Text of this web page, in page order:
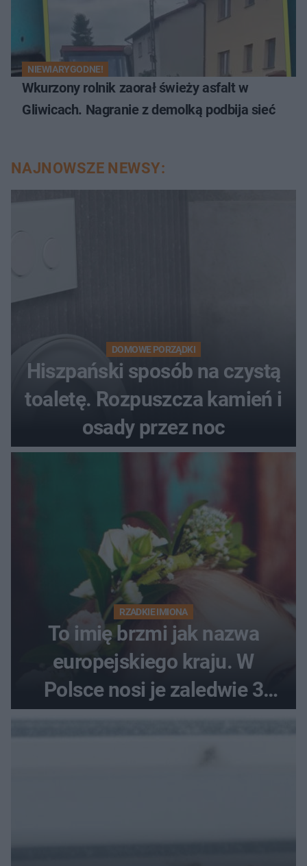
NIEWIARYGODNE!
Wkurzony rolnik zaorał świeży asfalt w
Gliwicach. Nagranie z demolką podbija sieć
NAJNOWSZE NEWSY:
DOMOWE PORZĄDKI
Hiszpański sposób na czystą
toaletę. Rozpuszcza kamień i
osady przez noc
RZADKIE IMIONA
To imię brzmi jak nazwa
europejskiego kraju. W
Polsce nosi je zaledwie 3
kobiety